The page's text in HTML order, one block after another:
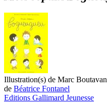
Illustration(s) de Marc
de Béatrice Fontanel
Editions Gallimard Jeunesse